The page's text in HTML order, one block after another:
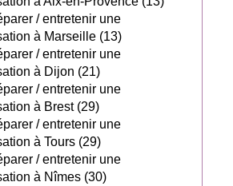
/ entretenir une
à Marseille (13)
/ entretenir une
à Dijon (21)
/ entretenir une
à Brest (29)
/ entretenir une
à Tours (29)
/ entretenir une
à Nîmes (30)